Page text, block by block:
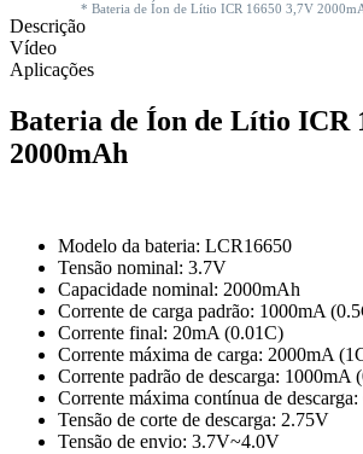
* Bateria de Íon de Lítio ICR 16650 3,7V
Descrição
Vídeo
Aplicações
Bateria de Íon de Lítio ICR
2000mAh
Modelo da bateria: LCR16650
Tensão nominal: 3.7V
Capacidade nominal: 2000mAh
Corrente de carga padrão: 1000mA
Corrente final: 20mA (0.01C)
Corrente máxima de carga: 2000mA
Corrente padrão de descarga: 1000mA
Corrente máxima contínua de
Tensão de corte de descarga: 2.75V
Tensão de envio: 3.7V~4.0V